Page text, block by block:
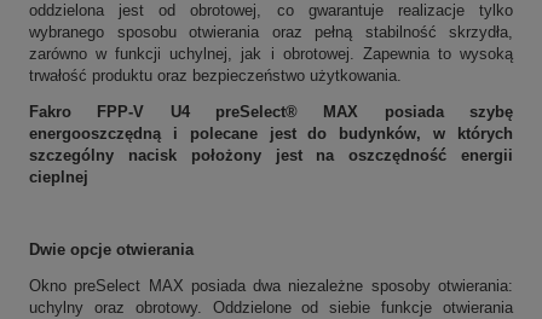
oddzielona jest od obrotowej, co gwarantuje realizacje tylko
wybranego sposobu otwierania oraz pełną stabilność skrzydła,
zarówno w funkcji uchylnej, jak i obrotowej. Zapewnia to wysoką
trwałość produktu oraz bezpieczeństwo użytkowania.
Fakro FPP-V U4 preSelect® MAX
posiada szybę
energooszczędną i polecane jest do budynków, w których
szczególny nacisk położony jest na oszczędność energii
cieplnej
Dwie opcje otwierania
Okno preSelect MAX posiada dwa niezależne sposoby otwierania:
uchylny oraz obrotowy. Oddzielone od siebie funkcje otwierania